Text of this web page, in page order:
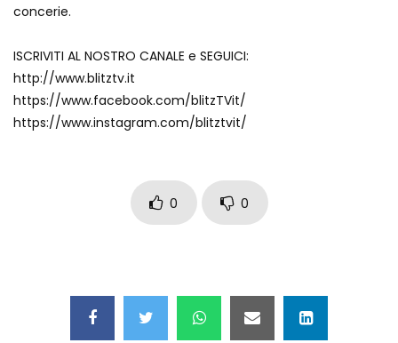
Auto coperta dal letame dopo
incidente
Esplode cabina elettrica sotterranea
Grattacielo crolla per un incendio
concerie.
ISCRIVITI AL NOSTRO CANALE e SEGUICI:
http://www.blitztv.it
https://www.facebook.com/blitzTVit/
https://www.instagram.com/blitztvit/
0 0